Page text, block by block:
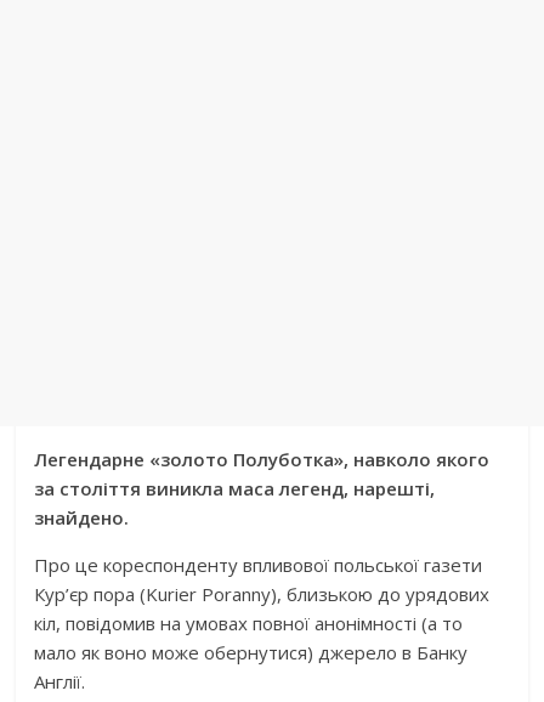
Легендарне «золото Полуботка», навколо якого
за століття виникла маса легенд, нарешті,
знайдено.
Про це кореспонденту впливової польської газети
Кур’єр пора (Kurier Poranny), близькою до урядових
кіл, повідомив на умовах повної анонімності (а то
мало як воно може обернутися) джерело в Банку
Англії.